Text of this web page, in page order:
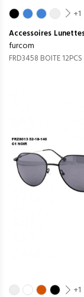
+1
Accessoires
furcom
FRD3458 BOITE 12PCS
+1